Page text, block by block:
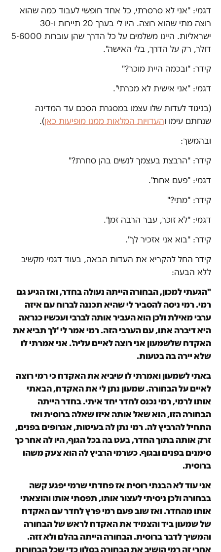
דגמי: "אני לא סרסרתי, כל אחד חופשי לעבוד כמה שהוא
רוצה מתי שהוא רוצה. היו לי בערך 20 תיירות ו-30
ישראליות. היינו משלמים על כל הדרך שהן עוברות 5-6000
דולר, רק על הדרך, בלי האישה".
קידר: "ובכמה היית מוכר?"
דגמי: "אני אישית לא מכרתי".
(בניגוד לעדות שלו עצמו במסגרת הסכם עד המדינה
שנחתם עימו והעדויות המלאות ממנו מופיעות כאן).
ובהמשך:
קידר: "הרבצת בעצמך לנשים בהן סחרת?"
דגמי: "פעם אחת".
קידר: "מתי?"
דגמי: "לא זוכר, עבר הרבה זמן".
קידר: "בוא אני אזכיר לך".
קידר החל להקריא את העדות הבאה, בעוד דגמי מקשיב
ללא הבעה:
"הגעתי למכון, הבחורה הייתה נעולה בחדר, ואז הגיע גם
רמי. רמי ניסה להסביר לי שהיא תכננה לברוח עם איזה
ערבי מאילת ולכן הוא העביר אותה לברבי ועכשיו כנראה
היא דיברה אתו, עם הערבי הזה. רמי אמר לי 'לך תביא את
האקדח שלשמעון אני רוצה לאיים עליה'. אני אמרתי לו
שלא יירה בה בטעות.
באתי לשמעון ואמרתי לו שיביא את האקדח כי רמי רוצה
לאיים על הבחורה. שמעון נתן לי את האקדח, הבאתי
אותו לרמי, רמי נכנס לחדר יחד איתי. בחדר הייתה
הבחורה הזו, הוא שאל אותה איזו שאלה ברוסית ואז
התחיל להרביץ לה. רמי נתן לה בעיטות, אגרופים בפנים,
זרק אותה בתוך החדר, בעט בה בכל הגוף, היו לה אחר כך
סימנים בפנים ובגוף. כשרמי הרביץ לה הוא צעק משהו
ברוסית.
אני עוד לא הבנתי רוסית אז פחדתי שרמי יפגע קשה
בבחורה ולכן ניסיתי לעצור אותו, תפסתי אותו והוצאתי
אותו מהחדר. ואז שוב פעם רמי פרץ לחדר עם האקדח
של שמעון ביד והצמיד את האקדח לראש של הבחורה
והמשיך לדבר ברוסית. הבחורה הייתה בהלם ולא זזה.
אחרי זה רמי הושיב את הבחורה בסלון כדי שכל הבחורות